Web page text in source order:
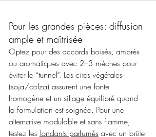
Pour les grandes pièces: diffusion
ample et maîtrisée
Optez pour des accords boisés, ambrés
ou aromatiques avec 2–3 mèches pour
éviter le “tunnel”. Les cires végétales
(soja/colza) assurent une fonte
homogène et un sillage équilibré quand
la formulation est soignée. Pour une
alternative modulable et sans flamme,
testez les fondants parfumés avec un brûle-